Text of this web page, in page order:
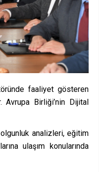
faaliyet gösteren
Birliği’nin Dijital
analizleri, eğitim
ulaşım konularında